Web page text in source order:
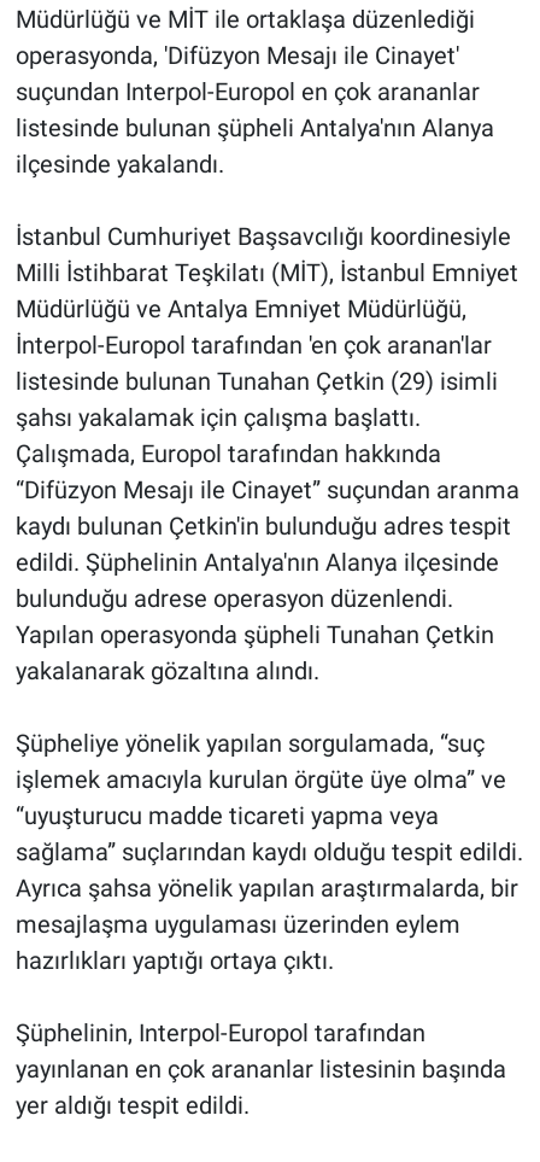
Müdürlüğü ve MİT ile ortaklaşa düzenlediği
operasyonda, 'Difüzyon Mesajı ile Cinayet'
suçundan Interpol-Europol en çok arananlar
listesinde bulunan şüpheli Antalya'nın Alanya
ilçesinde yakalandı.
İstanbul Cumhuriyet Başsavcılığı koordinesiyle
Milli İstihbarat Teşkilatı (MİT), İstanbul Emniyet
Müdürlüğü ve Antalya Emniyet Müdürlüğü,
İnterpol-Europol tarafından 'en çok aranan'lar
listesinde bulunan Tunahan Çetkin (29) isimli
şahsı yakalamak için çalışma başlattı.
Çalışmada, Europol tarafından hakkında
“Difüzyon Mesajı ile Cinayet” suçundan aranma
kaydı bulunan Çetkin'in bulunduğu adres tespit
edildi. Şüphelinin Antalya'nın Alanya ilçesinde
bulunduğu adrese operasyon düzenlendi.
Yapılan operasyonda şüpheli Tunahan Çetkin
yakalanarak gözaltına alındı.
Şüpheliye yönelik yapılan sorgulamada, “suç
işlemek amacıyla kurulan örgüte üye olma” ve
“uyuşturucu madde ticareti yapma veya
sağlama” suçlarından kaydı olduğu tespit edildi.
Ayrıca şahsa yönelik yapılan araştırmalarda, bir
mesajlaşma uygulaması üzerinden eylem
hazırlıkları yaptığı ortaya çıktı.
Şüphelinin, Interpol-Europol tarafından
yayınlanan en çok arananlar listesinin başında
yer aldığı tespit edildi.